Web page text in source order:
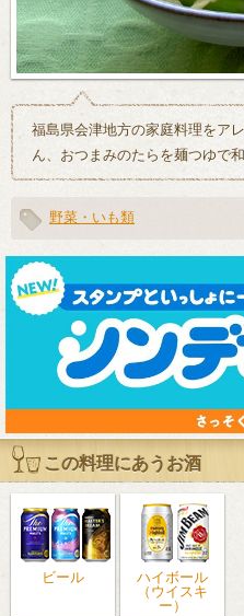
福島県会津地方の家庭料理をア
ん、おつまみのたらを麺つゆで
野菜・いも類
この料理にあうお酒
ビール
ハイボール
（ウイスキ
ー）